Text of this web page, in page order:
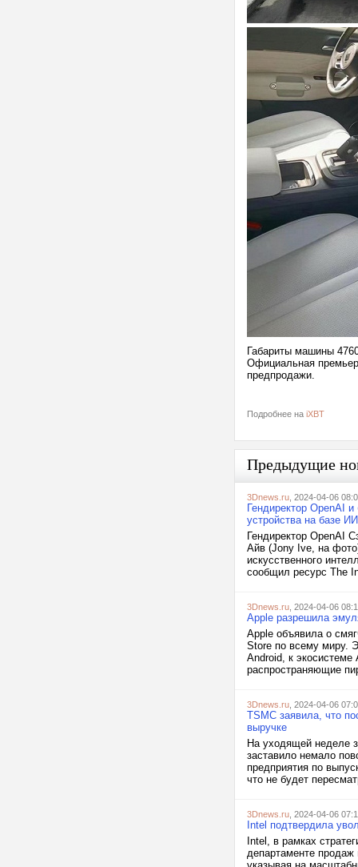
Габариты машины
Официальная
предпродажи.
Подробнее на iXBT
Предыдущие
3Dnews.ru , 2024-04-06
Гендиректор OpenAI
устройства на базе ИИ
Гендиректор OpenAI
Айв (Jony Ive, на
искусственного
сообщил ресурс The
3Dnews.ru , 2024-04-06
Apple разрешила
Apple объявила о
Store по всему миру.
Android, к
распространяющие
3Dnews.ru , 2024-04-06
TSMC заявила, что
выручке
На уходящей неделе
заставило немало
предприятия по
что не будет
3Dnews.ru , 2024-04-06
Intel подтвердила
Intel, в рамках
департаменте